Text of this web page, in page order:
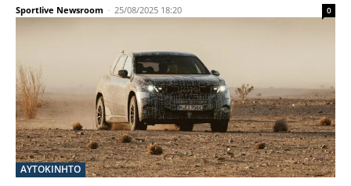
Sportlive Newsroom - 25/08/2025 18:20 0
ΑΥΤΟΚΙΝΗΤΟ